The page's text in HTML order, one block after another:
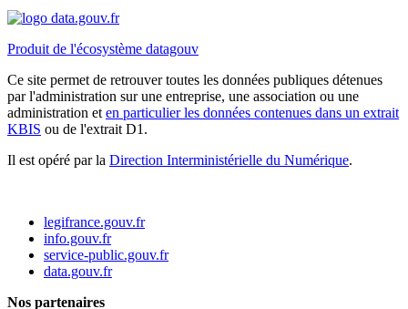
Produit de l'écosystème datagouv
Ce site permet de retrouver toutes les données publiques détenues
par l'administration sur une entreprise, une association ou une
administration et en particulier les données contenues dans un extrait
KBIS ou de l'extrait D1.
Il est opéré par la Direction Interministérielle du Numérique.
legifrance.gouv.fr
info.gouv.fr
service-public.gouv.fr
data.gouv.fr
Nos partenaires